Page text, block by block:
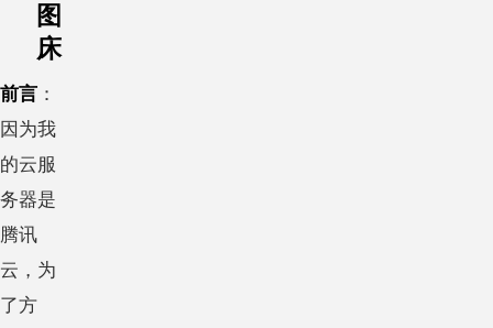
图
床
前言 ：
因为我
的云服
务器是
腾讯
云，为
了方